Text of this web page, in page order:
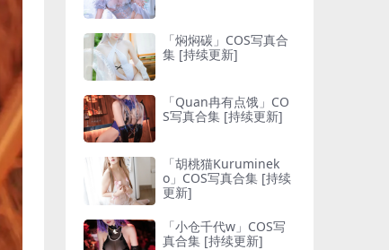
「焖焖碳」COS写真合
集 [持续更新]
「Quan冉有点饿」CO
S写真合集 [持续更新]
「胡桃猫Kuruminek
o」COS写真合集 [持续
更新]
「小仓千代w」COS写
真合集 [持续更新]